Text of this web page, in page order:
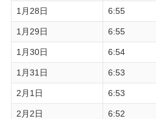
1月28日 6:55
1月29日 6:55
1月30日 6:54
1月31日 6:53
2月1日 6:53
2月2日 6:52